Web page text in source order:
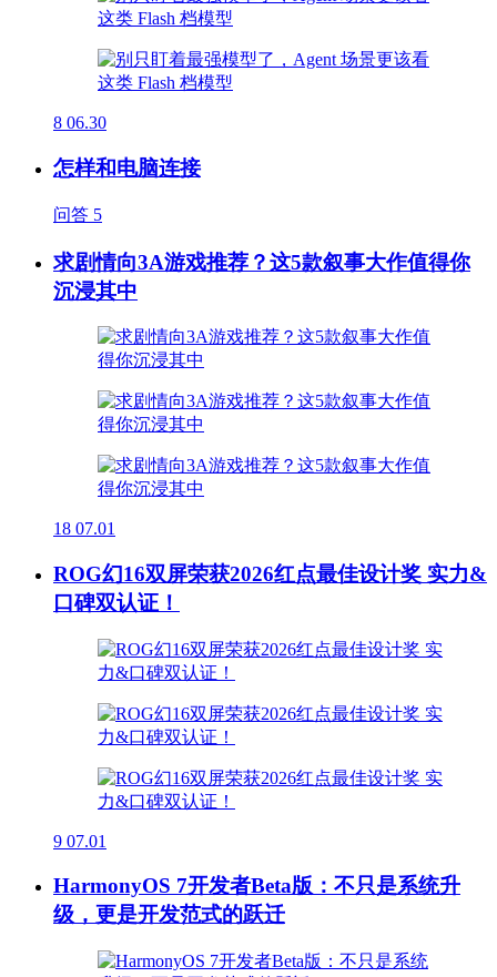
8 06.30
怎样和电脑连接
问答 5
求剧情向3A游戏推荐？这5款叙事大作值得你
沉浸其中
18 07.01
ROG幻16双屏荣获2026红点最佳设计奖 实力&
口碑双认证！
9 07.01
HarmonyOS 7开发者Beta版：不只是系统升
级，更是开发范式的跃迁